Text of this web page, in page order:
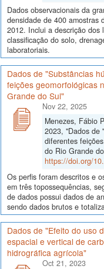
Dados observacionais da
densidade de 400 amostras
2012. Inclui a descrição dos
classificação do solo,
laboratoriais.
Dados de "Substâncias
feições geomorfológicas
Grande do Sul"
Nov 22, 2025
Menezes, Fábio
2023, "Dados de
diferentes
do Rio Grande
https://doi.org/
Os perfis foram descritos e
em três topossequências,
de dados possui dados de
sendo dados brutos e
Dados de "Efeito do uso
espacial e vertical de
hidrográfica agrícola"
Oct 21, 2023